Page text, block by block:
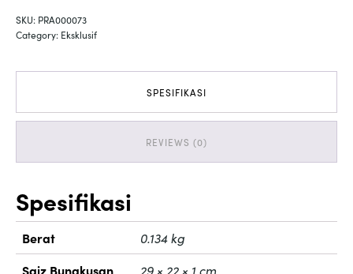
SKU: PRA000073
Category: Eksklusif
SPESIFIKASI
REVIEWS (0)
Spesifikasi
Berat
0.134 kg
Saiz Bungkusan
29 × 22 × 1 cm